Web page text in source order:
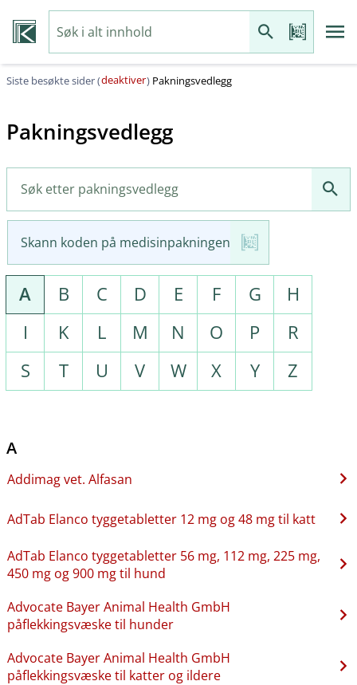
Siste besøkte sider (deaktiver) Pakningsvedlegg
Pakningsvedlegg
Skann koden på medisinpakningen
A B C D E F G
H
I
K L M N O P
R
S
T U V W X Y Z
A
Addimag vet. Alfasan
AdTab Elanco tyggetabletter 12 mg og 48 mg til katt
AdTab Elanco tyggetabletter 56 mg, 112 mg, 225 mg,
450 mg og 900 mg til hund
Advocate Bayer Animal Health GmbH
påflekkingsvæske til hunder
Advocate Bayer Animal Health GmbH
påflekkingsvæske til katter og ildere